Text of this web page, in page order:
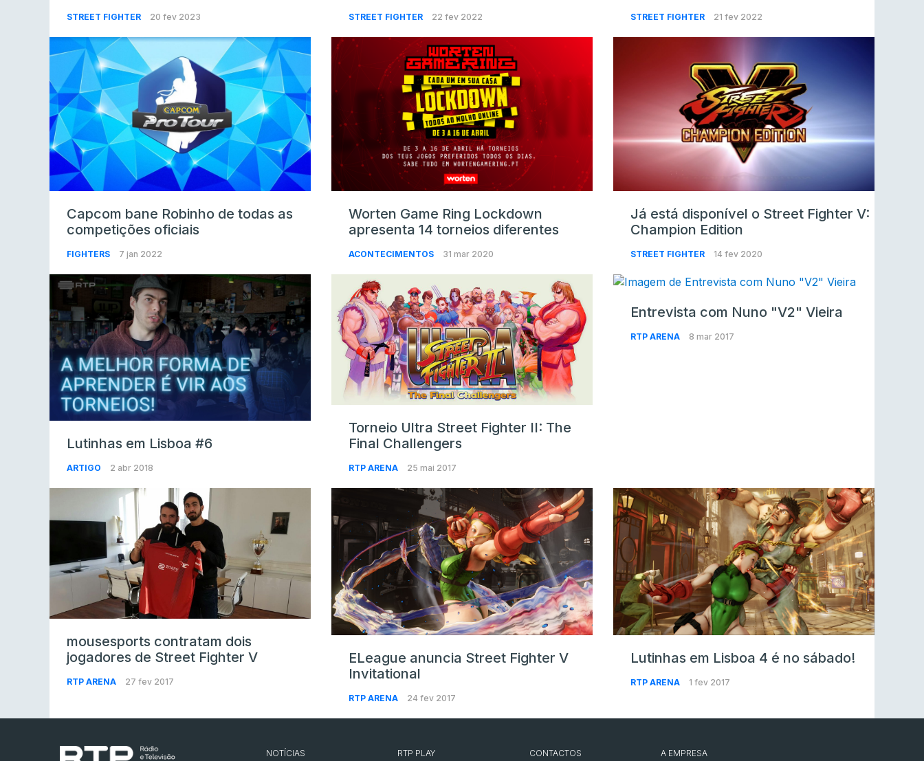
STREET FIGHTER 20 fev 2023 STREET FIGHTER 22 fev 2022 STREET FIGHTER 21 fev 2022
Capcom bane Robinho de todas as
competições oficiais
FIGHTERS 7 jan 2022
Worten Game Ring Lockdown
apresenta 14 torneios diferentes
ACONTECIMENTOS 31 mar 2020
Já está disponível o Street Fighter V:
Champion Edition
STREET FIGHTER 14 fev 2020
Lutinhas em Lisboa #6
ARTIGO 2 abr 2018
Torneio Ultra Street Fighter II: The
Final Challengers
RTP ARENA 25 mai 2017
Entrevista com Nuno "V2" Vieira
RTP ARENA 8 mar 2017
mousesports contratam dois
jogadores de Street Fighter V
RTP ARENA 27 fev 2017
ELeague anuncia Street Fighter V
Invitational
RTP ARENA 24 fev 2017
Lutinhas em Lisboa 4 é no sábado!
RTP ARENA 1 fev 2017
NOTÍCIAS RTP PLAY CONTACTOS A EMPRESA